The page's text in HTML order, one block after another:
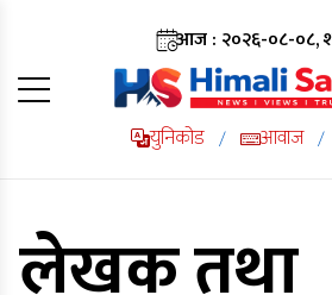
आज : २०२६-०८-०८,
युनिकोड / आवाज /
लेखक तथा